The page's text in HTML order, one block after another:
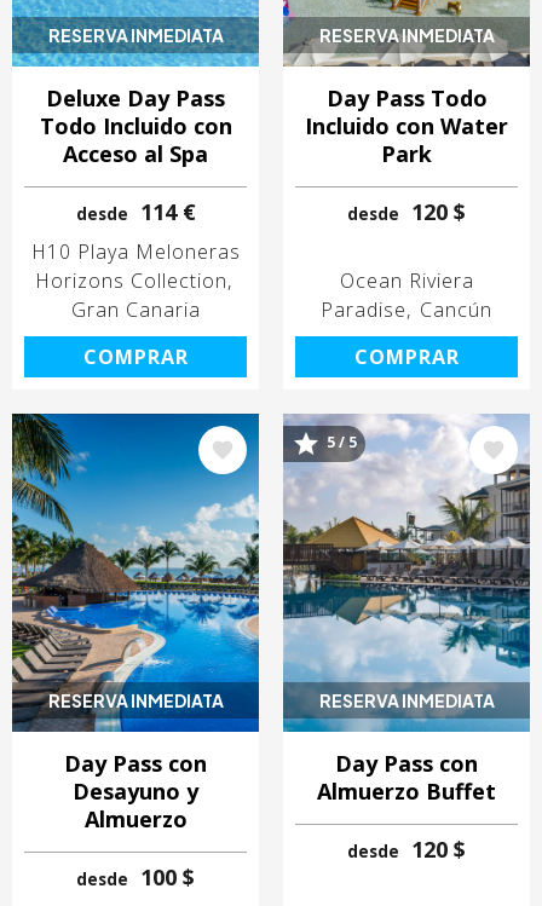
RESERVA INMEDIATA
Deluxe Day Pass
Todo Incluido con
Acceso al Spa
desde 114 €
H10 Playa Meloneras
Horizons Collection
Gran Canaria
COMPRAR
RESERVA INMEDIATA
Day Pass Todo
Incluido con Water
Park
desde 120 $
Ocean Riviera
Paradise
Cancún
COMPRAR
RESERVA INMEDIATA
Image
Day Pass con
Desayuno y
Almuerzo
desde 100 $
RESERVA INMEDIATA
Image
5 / 5
Day Pass con
Almuerzo Buffet
desde 120 $